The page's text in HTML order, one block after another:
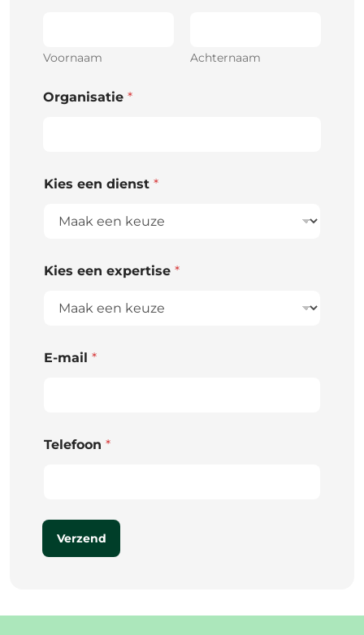
Voornaam Achternaam
Organisatie *
Kies een dienst *
Kies een expertise *
E-mail *
Telefoon *
Verzend